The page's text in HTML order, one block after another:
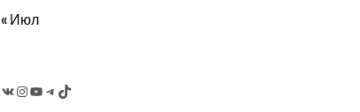
« Июл
Instagram
YouTubeTelegram
TikTok